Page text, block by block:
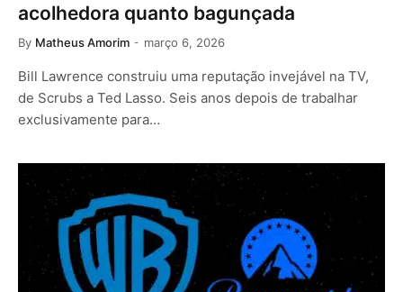
acolhedora quanto bagunçada
By Matheus Amorim março 6, 2026
Bill Lawrence construiu uma reputação invejável na TV,
de Scrubs a Ted Lasso. Seis anos depois de trabalhar
exclusivamente para…